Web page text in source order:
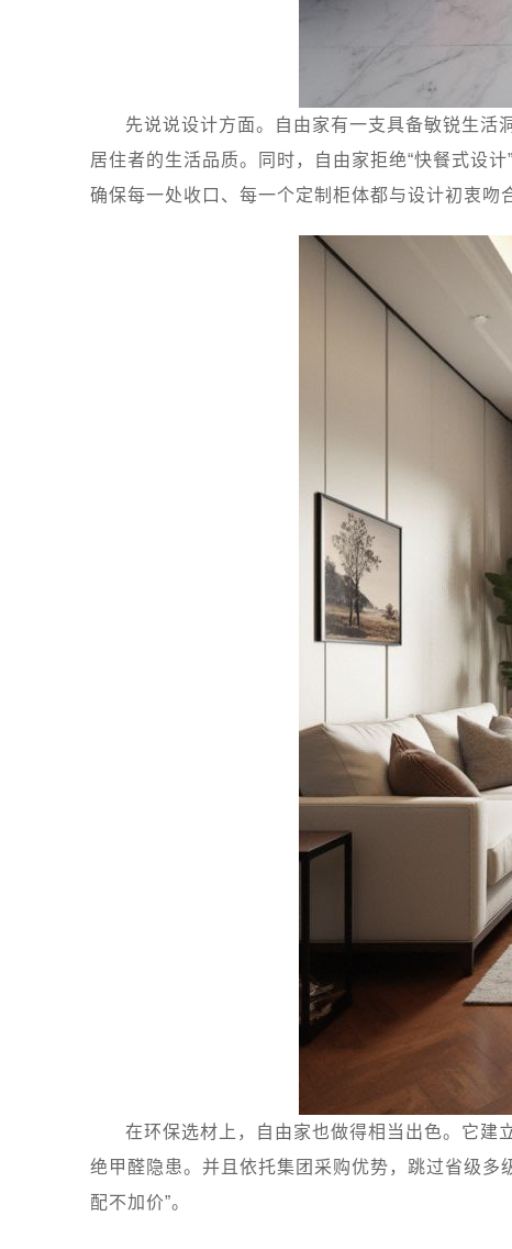
先说说设计方面。自由家有一支具备敏锐生活
居住者的生活品质。同时，自由家拒绝“快餐式设
确保每一处收口、每一个定制柜体都与设计初衷吻
在环保选材上，自由家也做得相当出色。它建
绝甲醛隐患。并且依托集团采购优势，跳过省级
配不加价”。